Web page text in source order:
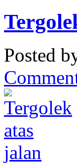
Posted